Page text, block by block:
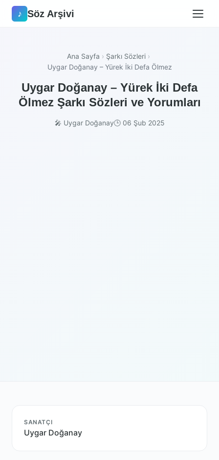
♪ Söz Arşivi
Ana Sayfa › Şarkı Sözleri ›
Uygar Doğanay – Yürek İki Defa Ölmez
Uygar Doğanay – Yürek İki Defa
Ölmez Şarkı Sözleri ve Yorumları
🎤 Uygar Doğanay🕒 06 Şub 2025
SANATÇI
Uygar Doğanay